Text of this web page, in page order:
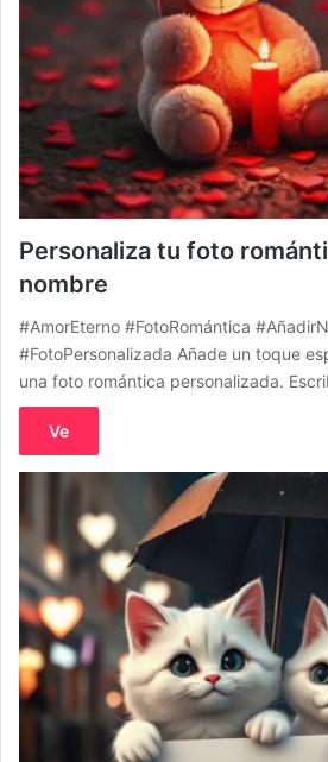
Personaliza tu foto
nombre
#AmorEterno #FotoRomántica
#FotoPersonalizada Añade un toque
una foto romántica personalizada.
Ve